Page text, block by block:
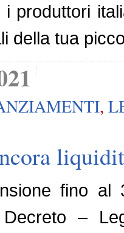
i produttori
della tua
,
fino
–